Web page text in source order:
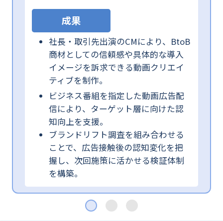
成果
社長・取引先出演のCMにより、BtoB
商材としての信頼感や具体的な導入
イメージを訴求できる動画クリエイ
ティブを制作。
ビジネス番組を指定した動画広告配
信により、ターゲット層に向けた認
知向上を支援。
ブランドリフト調査を組み合わせる
ことで、広告接触後の認知変化を把
握し、次回施策に活かせる検証体制
を構築。